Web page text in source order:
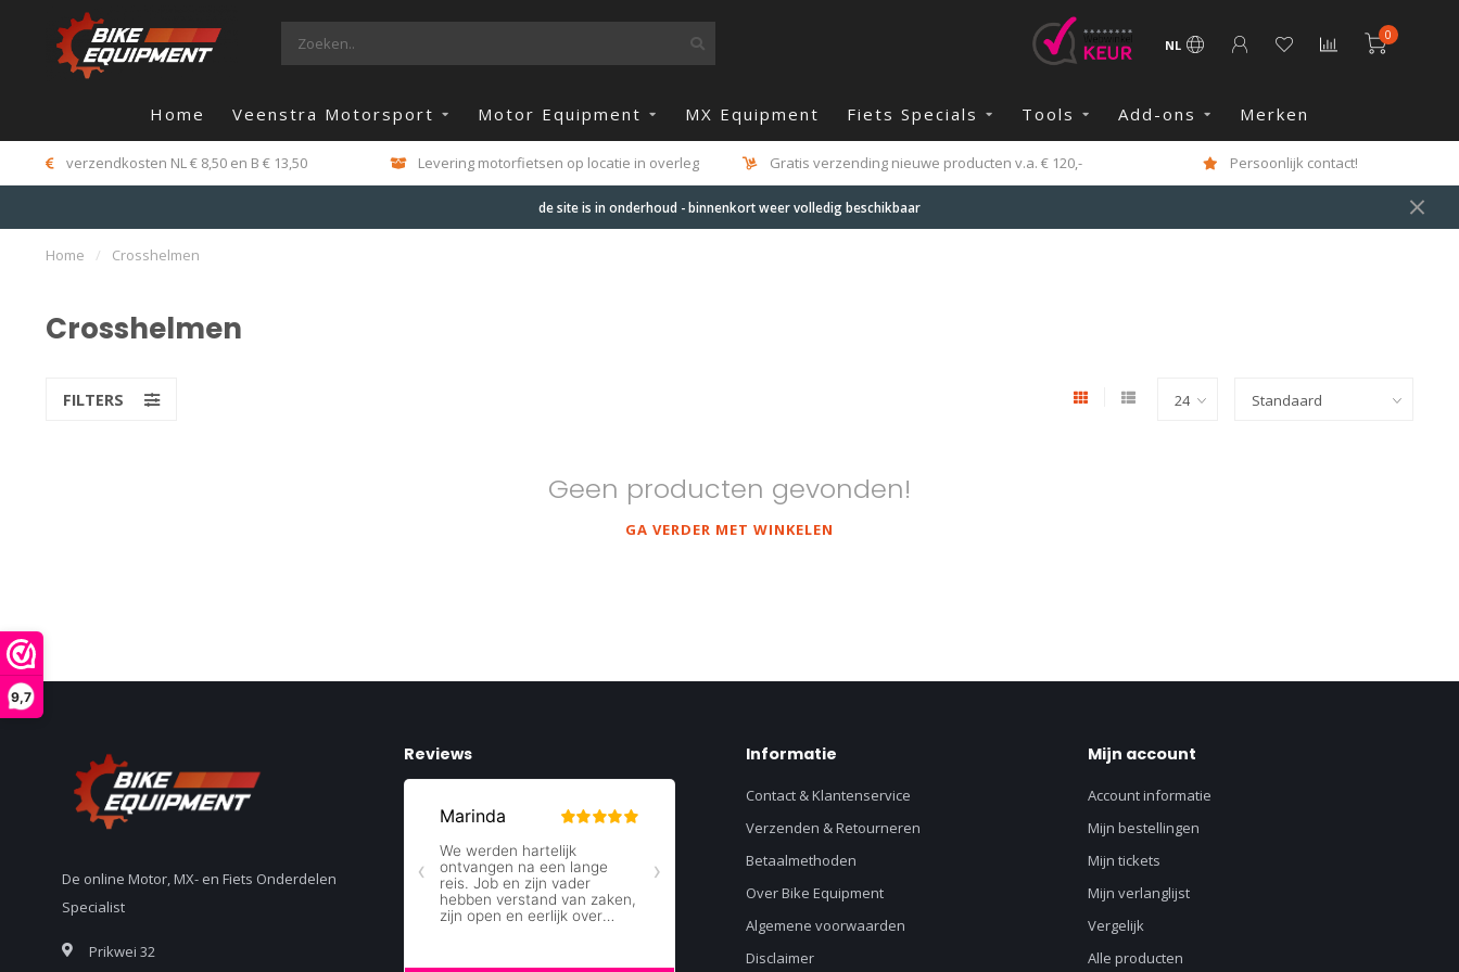
9,7
NL
0
Home Veenstra Motorsport Motor Equipment MX Equipment Fiets Specials Tools Add-ons Merken
verzendkosten NL € 8,50 en B € 13,50 Levering motorfietsen op locatie in overleg Gratis verzending nieuwe producten v.a. € 120,- Persoonlijk contact!
de site is in onderhoud - binnenkort weer volledig beschikbaar
Home / Crosshelmen
Crosshelmen
FILTERS
Geen producten gevonden!
GA VERDER MET WINKELEN
De online Motor, MX- en Fiets Onderdelen
Specialist
Prikwei 32
Reviews Informatie
Contact & Klantenservice
Verzenden & Retourneren
Betaalmethoden
Over Bike Equipment
Algemene voorwaarden
Disclaimer
Mijn account
Account informatie
Mijn bestellingen
Mijn tickets
Mijn verlanglijst
Vergelijk
Alle producten